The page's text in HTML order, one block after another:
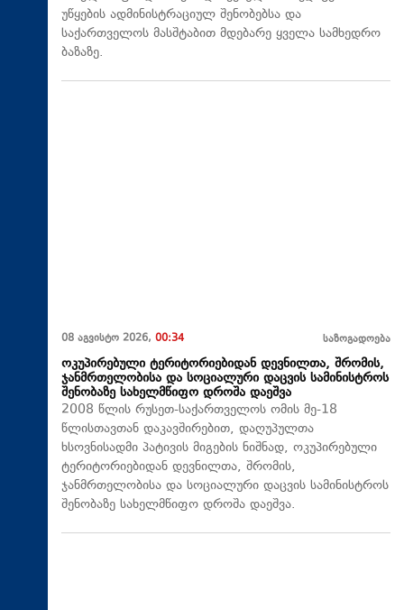
უწყების ადმინისტრაციულ შენობებსა და
საქართველოს მასშტაბით მდებარე ყველა სამხედრო
ბაზაზე.
08 აგვისტო 2026, 00:34 საზოგადოება
ოკუპირებული ტერიტორიებიდან დევნილთა, შრომის,
ჯანმრთელობისა და სოციალური დაცვის სამინისტროს
შენობაზე სახელმწიფო დროშა დაეშვა
2008 წლის რუსეთ-საქართველოს ომის მე-18
წლისთავთან დაკავშირებით, დაღუპულთა
ხსოვნისადმი პატივის მიგების ნიშნად, ოკუპირებული
ტერიტორიებიდან დევნილთა, შრომის,
ჯანმრთელობისა და სოციალური დაცვის სამინისტროს
შენობაზე სახელმწიფო დროშა დაეშვა.